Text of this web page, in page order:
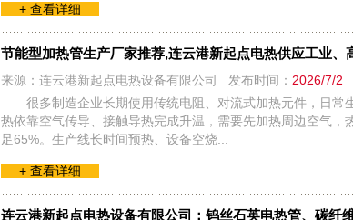
+ 查看详细
节能型加热管生产厂家推荐,连云港新起点电热供应工业、
来源：连云港新起点电热设备有限公司 发布时间： 2026/7/2
很多制造企业长期使用传统电阻、对流式加热元件，日常
热依靠空气传导、接触导热完成升温，需要先加热周边空气，
足65%。生产线长时间预热、设备空烧...
+ 查看详细
连云港新起点电热设备有限公司：钨丝石英电热管、碳纤